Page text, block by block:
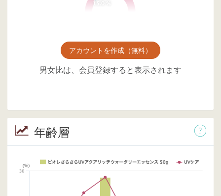
アカウントを作成（無料）
男女比は、会員登録すると表示されます
年齢層